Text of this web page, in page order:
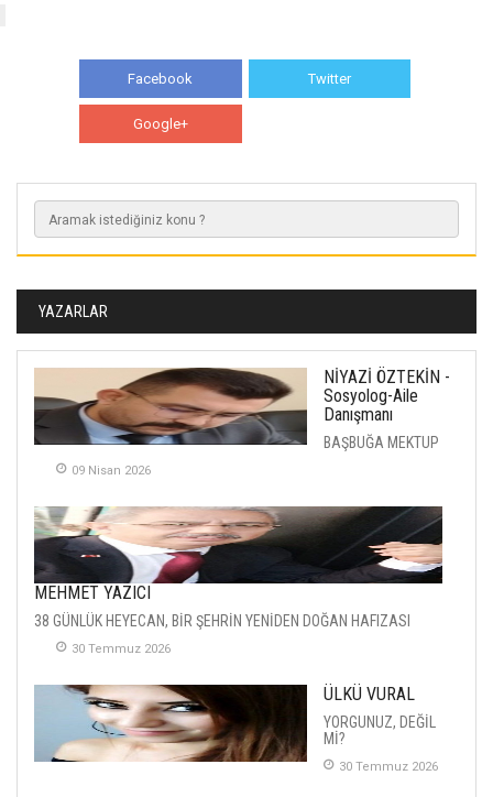
Facebook Twitter
Google+
YAZARLAR
NİYAZİ ÖZTEKİN -
Sosyolog-Aile
Danışmanı
BAŞBUĞA MEKTUP
09 Nisan 2026
MEHMET YAZICI
38 GÜNLÜK HEYECAN, BİR ŞEHRİN YENİDEN DOĞAN HAFIZASI
30 Temmuz 2026
ÜLKÜ VURAL
YORGUNUZ, DEĞİL
Mİ?
30 Temmuz 2026